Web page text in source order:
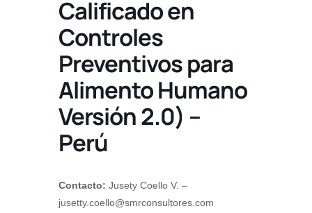
Calificado en
Controles
Preventivos para
Alimento Humano
Versión 2.0) –
Perú
Contacto: Jusety Coello V. –
jusetty.coello@smrconsultores.com